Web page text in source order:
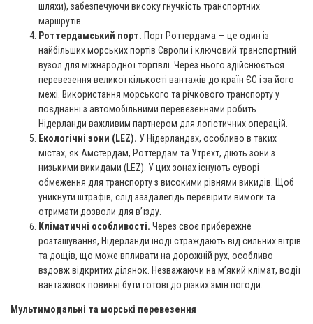
шляхи), забезпечуючи високу гнучкість транспортних
маршрутів.
Роттердамський порт. Порт Роттердама — це один із
найбільших морських портів Європи і ключовий транспортний
вузол для міжнародної торгівлі. Через нього здійснюється
перевезення великої кількості вантажів до країн ЄС і за його
межі. Використання морського та річкового транспорту у
поєднанні з автомобільними перевезеннями робить
Нідерланди важливим партнером для логістичних операцій.
Екологічні зони (LEZ). У Нідерландах, особливо в таких
містах, як Амстердам, Роттердам та Утрехт, діють зони з
низькими викидами (LEZ). У цих зонах існують суворі
обмеження для транспорту з високими рівнями викидів. Щоб
уникнути штрафів, слід заздалегідь перевірити вимоги та
отримати дозволи для в’їзду.
Кліматичні особливості. Через своє прибережне
розташування, Нідерланди іноді страждають від сильних вітрів
та дощів, що може впливати на дорожній рух, особливо
вздовж відкритих ділянок. Незважаючи на м’який клімат, водії
вантажівок повинні бути готові до різких змін погоди.
Мультимодальні та морські перевезення